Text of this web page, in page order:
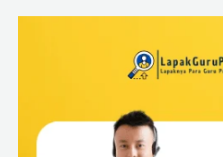
through